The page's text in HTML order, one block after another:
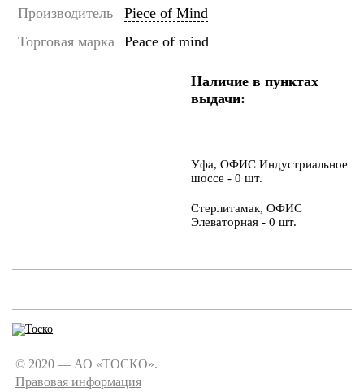
Производитель
Piece of Mind
Торговая марка Peace of mind
Наличие в пунктах
выдачи:
Уфа, ОФИС Индустриальное
шоссе - 0 шт.
Стерлитамак, ОФИС
Элеваторная - 0 шт.
© 2020 — АО «ТОСКО».
Правовая информация